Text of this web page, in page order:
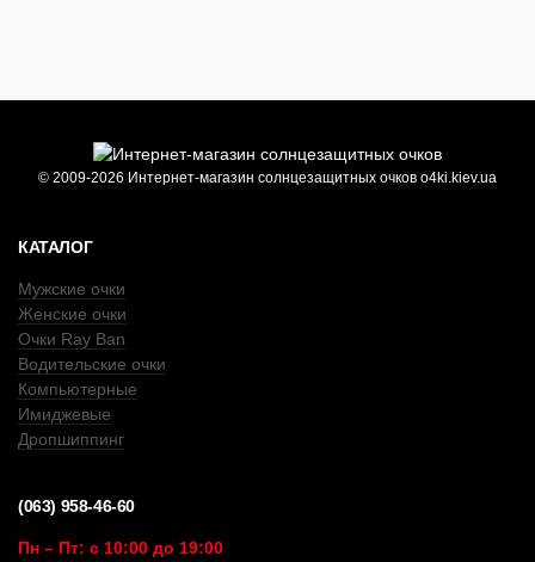
© 2009-2026 Интернет-магазин солнцезащитных очков o4ki.kiev.ua
КАТАЛОГ
Мужские очки
Женские очки
Очки Ray Ban
Водительские очки
Компьютерные
Имиджевые
Дропшиппинг
(063) 958-46-60
Пн – Пт: с 10:00 до 19:00